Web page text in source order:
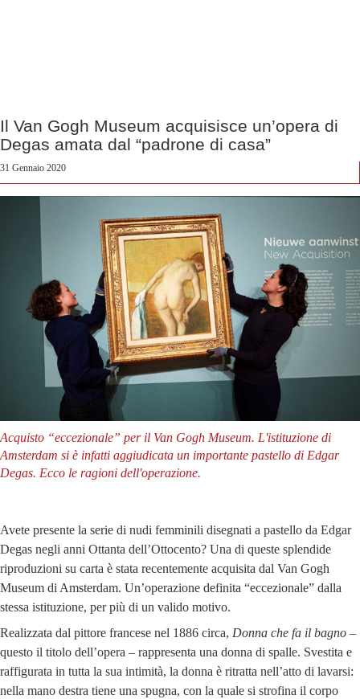
Il Van Gogh Museum acquisisce un’opera di
Degas amata dal “padrone di casa”
31 Gennaio 2020
Acquisto “eccezionale” per il Van Gogh Museum. L'istituzione di
Amsterdam si è infatti aggiudicata un importante pastello di Edgar
Degas. Ecco le ragioni dell'operazione.
Avete presente la serie di nudi femminili disegnati a pastello da Edgar
Degas negli anni Ottanta dell’Ottocento? Una di queste splendide
riproduzioni su carta è stata recentemente acquisita dal Van Gogh
Museum di Amsterdam. Un’operazione definita “eccezionale” dalla
stessa istituzione, per più di un valido motivo.
Realizzata dal pittore francese nel 1886 circa, Donna che fa il bagno –
questo il titolo dell’opera – rappresenta una donna di spalle. Svestita e
raffigurata in tutta la sua intimità, la donna è ritratta nell’atto di lavarsi:
nella mano destra tiene una spugna, con la quale si strofina il corpo